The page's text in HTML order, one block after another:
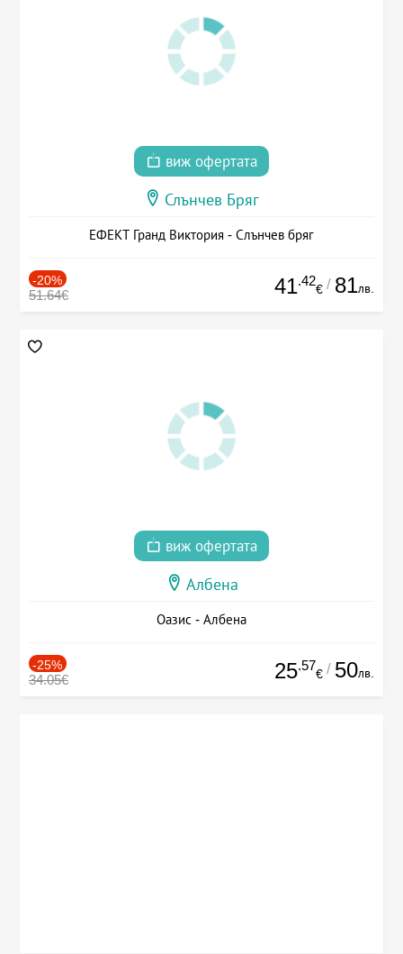
виж офертата
Слънчев Бряг
ЕФЕКТ Гранд Виктория - Слънчев бряг
-20%
51.64€ 41.42
€ / 81лв.
виж офертата
Албена
Оазис - Албена
-25%
34.05€ 25.57
€ / 50лв.